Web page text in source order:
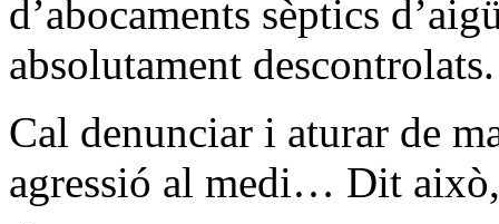
d’abocaments sèptics
absolutament descontrolats.
Cal denunciar i aturar de
agressió al medi… Dit